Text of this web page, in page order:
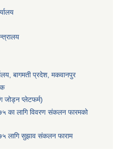
बागमती प्रदेश, मकवानपुर
जोड्न प्लेटफर्म)
का लागि विवरण संकलन फारमको
लागि सुझाव संकलन फाराम